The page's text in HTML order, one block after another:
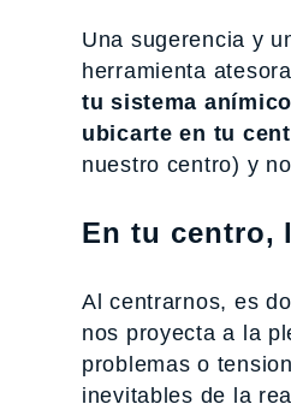
Una sugerencia y
herramienta
tu sistema
ubicarte en tu
nuestro centro) y
En tu centro,
Al centrarnos, es
nos proyecta a la
problemas o
inevitables de la